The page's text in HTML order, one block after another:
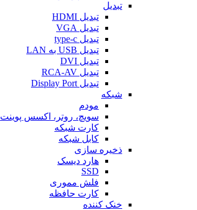
تبدیل
تبدیل HDMI
تبدیل VGA
تبدیل type-c
تبدیل USB به LAN
تبدیل DVI
تبدیل RCA-AV
تبدیل Display Port
شبکه
مودم
سویچ، روتر، اکسس پوینت
کارت شبکه
کابل شبکه
ذخیره سازی
هارد دیسک
SSD
فلش مموری
کارت حافظه
خنک کننده